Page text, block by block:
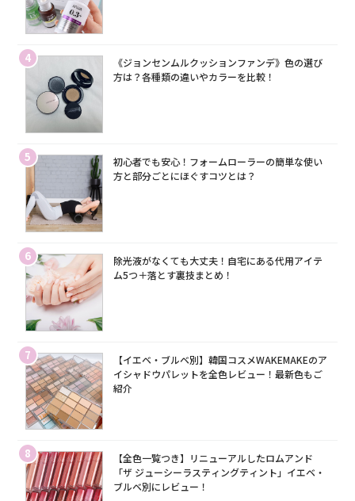
4
《ジョンセンムルクッションファンデ》色の選び
方は？各種類の違いやカラーを比較！
5
初心者でも安心！フォームローラーの簡単な使い
方と部分ごとにほぐすコツとは？
6
除光液がなくても大丈夫！自宅にある代用アイテ
ム5つ＋落とす裏技まとめ！
7
【イエベ・ブルベ別】韓国コスメWAKEMAKEのア
イシャドウパレットを全色レビュー！最新色もご
紹介
8
【全色一覧つき】リニューアルしたロムアンド
「ザ ジューシーラスティングティント」イエベ・
ブルベ別にレビュー！